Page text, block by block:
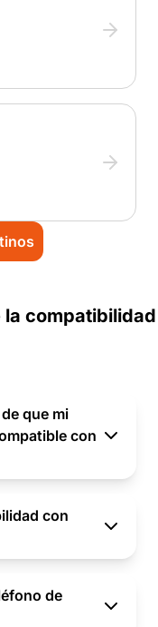
compatibilidad
que mi
con
con
de